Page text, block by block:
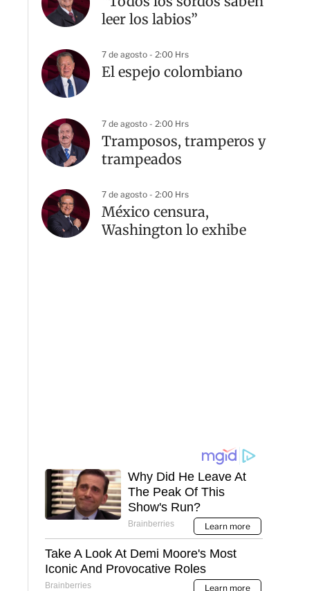
leer los labios”
7 de agosto - 2:00 Hrs
El espejo colombiano
7 de agosto - 2:00 Hrs
Tramposos, tramperos y
trampeados
7 de agosto - 2:00 Hrs
México censura,
Washington lo exhibe